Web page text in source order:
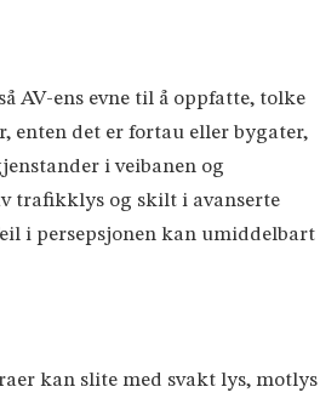
AV-ens evne til å oppfatte, tolke
enten det er fortau eller bygater,
i veibanen og
trafikklys og skilt i avanserte
i persepsjonen kan umiddelbart
kan slite med svakt lys, motlys